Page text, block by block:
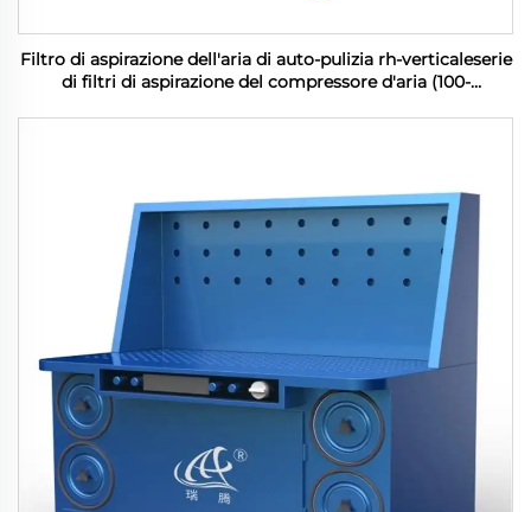
Filtro di aspirazione dell'aria di auto-pulizia rh-verticaleserie
di filtri di aspirazione del compressore d'aria (100-